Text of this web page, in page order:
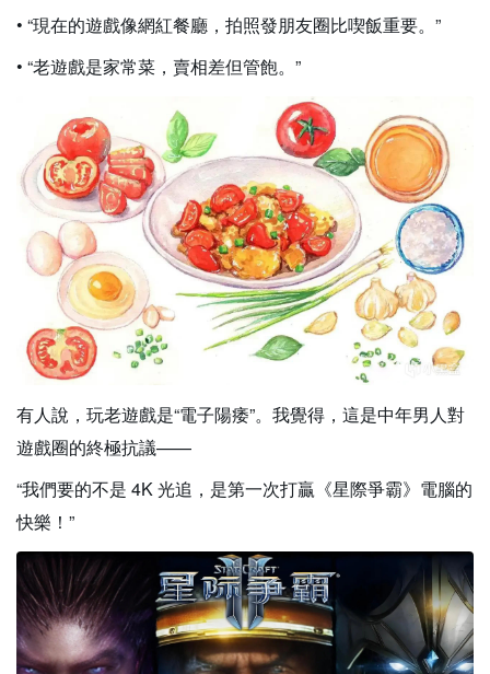
• “現在的遊戲像網紅餐廳，拍照發朋友圈比喫飯重要。”
• “老遊戲是家常菜，賣相差但管飽。”
有人說，玩老遊戲是“電子陽痿”。我覺得，這是中年男人對
遊戲圈的終極抗議——
“我們要的不是 4K 光追，是第一次打贏《星際爭霸》電腦的
快樂！”